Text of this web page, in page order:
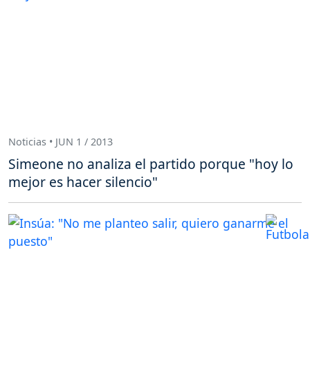
Noticias • JUN 1 / 2013
Simeone no analiza el partido porque "hoy lo
mejor es hacer silencio"